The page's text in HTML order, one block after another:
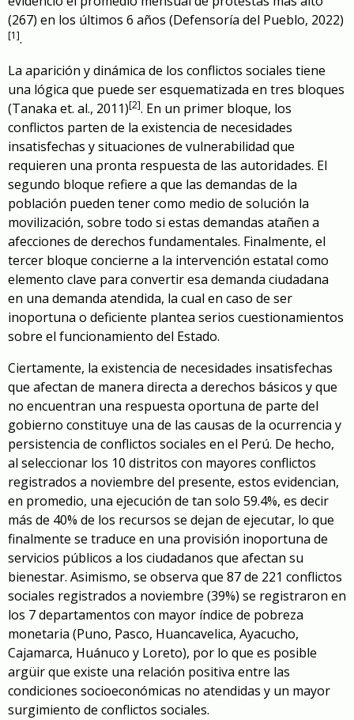
(267) en los últimos 6 años (Defensoría del Pueblo, 2022)
[1].
La aparición y dinámica de los conflictos sociales tiene
una lógica que puede ser esquematizada en tres bloques
(Tanaka et. al., 2011)[2]. En un primer bloque, los
conflictos parten de la existencia de necesidades
insatisfechas y situaciones de vulnerabilidad que
requieren una pronta respuesta de las autoridades. El
segundo bloque refiere a que las demandas de la
población pueden tener como medio de solución la
movilización, sobre todo si estas demandas atañen a
afecciones de derechos fundamentales. Finalmente, el
tercer bloque concierne a la intervención estatal como
elemento clave para convertir esa demanda ciudadana
en una demanda atendida, la cual en caso de ser
inoportuna o deficiente plantea serios cuestionamientos
sobre el funcionamiento del Estado.
Ciertamente, la existencia de necesidades insatisfechas
que afectan de manera directa a derechos básicos y que
no encuentran una respuesta oportuna de parte del
gobierno constituye una de las causas de la ocurrencia y
persistencia de conflictos sociales en el Perú. De hecho,
al seleccionar los 10 distritos con mayores conflictos
registrados a noviembre del presente, estos evidencian,
en promedio, una ejecución de tan solo 59.4%, es decir
más de 40% de los recursos se dejan de ejecutar, lo que
finalmente se traduce en una provisión inoportuna de
servicios públicos a los ciudadanos que afectan su
bienestar. Asimismo, se observa que 87 de 221 conflictos
sociales registrados a noviembre (39%) se registraron en
los 7 departamentos con mayor índice de pobreza
monetaria (Puno, Pasco, Huancavelica, Ayacucho,
Cajamarca, Huánuco y Loreto), por lo que es posible
argüir que existe una relación positiva entre las
condiciones socioeconómicas no atendidas y un mayor
surgimiento de conflictos sociales.